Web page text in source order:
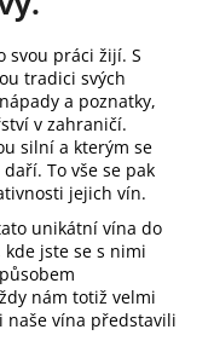
svou práci žijí. S
tradici svých
a poznatky,
v zahraničí.
silní a kterým se
To vše se pak
jejich vín.
unikátní vína do
jste se s nimi
nám totiž velmi
naše vína představili